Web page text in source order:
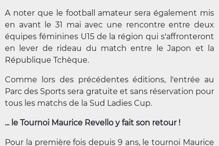
A noter que le football amateur sera également mis
en avant le 31 mai avec une rencontre entre deux
équipes féminines U15 de la région qui s'affronteront
en lever de rideau du match entre le Japon et la
République Tchèque.
Comme lors des précédentes éditions, l'entrée au
Parc des Sports sera gratuite et sans réservation pour
tous les matchs de la Sud Ladies Cup.
... le Tournoi Maurice Revello y fait son retour !
Pour la première fois depuis 9 ans, le tournoi Maurice